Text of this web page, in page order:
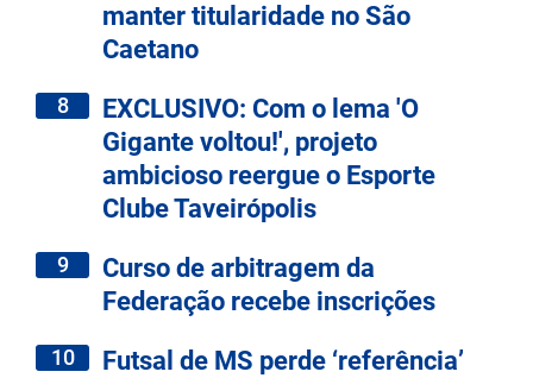
manter titularidade no São
Caetano
8
EXCLUSIVO: Com o lema 'O
Gigante voltou!', projeto
ambicioso reergue o Esporte
Clube Taveirópolis
9
Curso de arbitragem da
Federação recebe inscrições
10
Futsal de MS perde ‘referência’